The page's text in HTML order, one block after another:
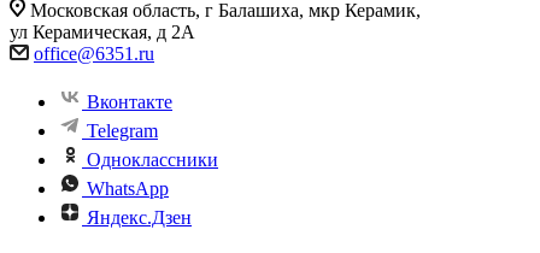
Московская область, г Балашиха, мкр Керамик,
ул Керамическая, д 2А
office@6351.ru
Вконтакте
Telegram
Одноклассники
WhatsApp
Яндекс.Дзен